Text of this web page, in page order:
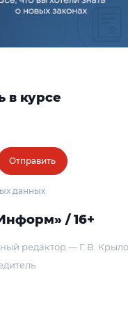
в курсе
Отправить
данных
/ 16+
редактор — Г. В.